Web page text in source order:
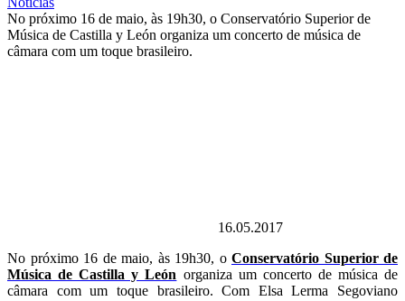
No próximo 16 de maio, às 19h30, o Conservatório Superior de
Música de Castilla y León organiza um concerto de música de
câmara com um toque brasileiro.
16.05.2017
No próximo 16 de maio, às 19h30, o Conservatório Superior de
Música de Castilla y León organiza um concerto de música de
câmara com um toque brasileiro. Com Elsa Lerma Segoviano